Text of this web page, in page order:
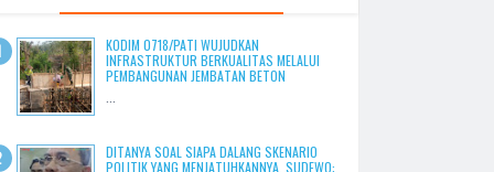
KODIM 0718/PATI WUJUDKAN
INFRASTRUKTUR BERKUALITAS MELALUI
PEMBANGUNAN JEMBATAN BETON
DITANYA SOAL SIAPA DALANG SKENARIO
POLITIK YANG MENJATUHKANNYA, SUDEWO: